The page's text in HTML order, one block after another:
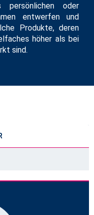
persönlichen oder
entwerfen und
Produkte, deren
höher als bei
sind.